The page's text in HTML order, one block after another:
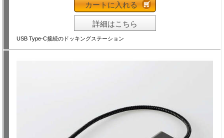
カートに入れる
詳細はこちら
USB Type-C接続のドッキングステーション